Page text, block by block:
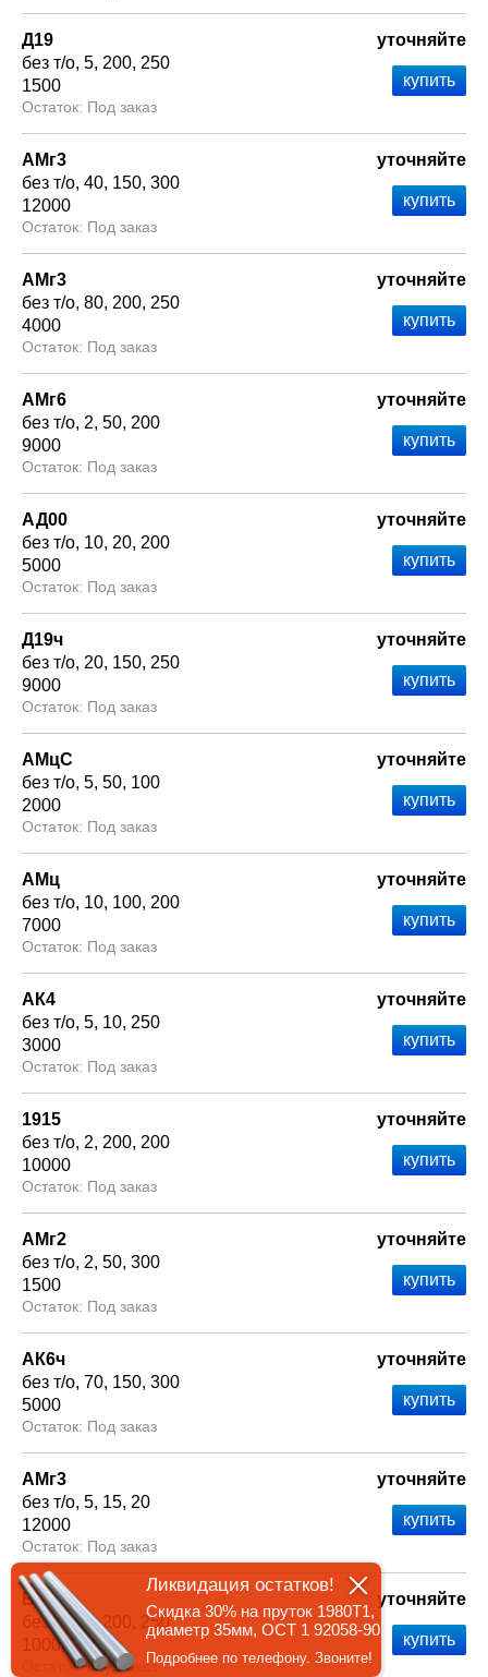
Д19
без т/о 5 200 250
1500
Под заказ
уточняйте
АМг3
без т/о 40 150 300
12000
Под заказ
уточняйте
АМг3
без т/о 80 200 250
4000
Под заказ
уточняйте
АМг6
без т/о 2 50 200
9000
Под заказ
уточняйте
АД00
без т/о 10 20 200
5000
Под заказ
уточняйте
Д19ч
без т/о 20 150 250
9000
Под заказ
уточняйте
АМцС
без т/о 5 50 100
2000
Под заказ
уточняйте
АМц
без т/о 10 100 200
7000
Под заказ
уточняйте
АК4
без т/о 5 10 250
3000
Под заказ
уточняйте
1915
без т/о 2 200 200
10000
Под заказ
уточняйте
АМг2
без т/о 2 50 300
1500
Под заказ
уточняйте
АК6ч
без т/о 70 150 300
5000
Под заказ
уточняйте
АМг3
без т/о 5 15 20
12000
Под заказ
уточняйте
В95оч
без т/о 2 200
250
10000
Под заказ
уточняйте
Ликвидация остатков!
Скидка 30% на пруток 1980Т1,
диаметр 35мм, ОСТ 1 92058-90
Подробнее по телефону. Звоните!